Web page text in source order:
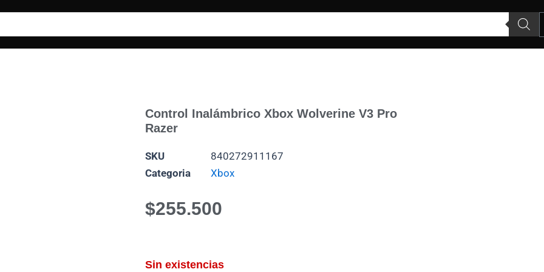
Control Inalámbrico Xbox Wolverine V3 Pro
Razer
SKU
840272911167
Categoria
Xbox
$255.500
Sin existencias